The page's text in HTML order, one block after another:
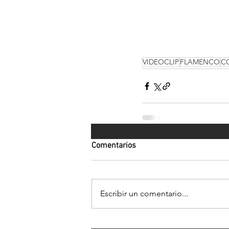
VIDEOCLIPFLAMENCO
Comentarios
Escribir un comentario...